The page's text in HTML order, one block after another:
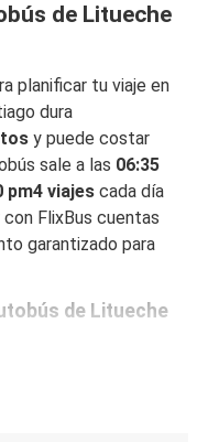
de Litueche
planificar tu viaje en
dura
y puede costar
sale a las 06:35
pm4 viajes cada día
FlixBus cuentas
garantizado para
de Litueche
fácil: en este sitio